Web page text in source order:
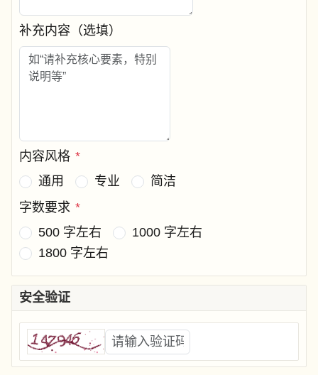
补充内容（选填）
内容风格 *
通用
专业
简洁
字数要求 *
500 字左右
1000 字左右
1800 字左右
安全验证